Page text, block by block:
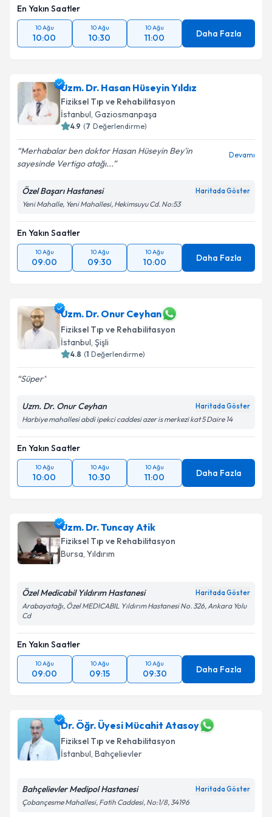
En Yakın Saatler
10 Ağu
10:00
10 Ağu
10:30
10 Ağu
11:00 Daha Fazla
Uzm. Dr. Hasan Hüseyin Yıldız
Fiziksel Tıp ve Rehabilitasyon
İstanbul, Gaziosmanpaşa
4.9 (7 Değerlendirme)
Merhabalar ben doktor Hasan Hüseyin Bey'in
sayesinde Vertigo atağı...
Devamı
Özel Başarı Hastanesi Haritada Göster
Yeni Mahalle, Yeni Mahallesi, Hekimsuyu Cd. No:53
En Yakın Saatler
10 Ağu
09:00
10 Ağu
09:30
10 Ağu
10:00 Daha Fazla
Uzm. Dr. Onur Ceyhan
Fiziksel Tıp ve Rehabilitasyon
İstanbul, Şişli
4.8 (1 Değerlendirme)
Süper
Uzm. Dr. Onur Ceyhan Haritada Göster
Harbiye mahallesi abdi ipekci caddesi azer is merkezi kat 5 Daire 14
En Yakın Saatler
10 Ağu
10:00
10 Ağu
10:30
10 Ağu
11:00 Daha Fazla
Uzm. Dr. Tuncay Atik
Fiziksel Tıp ve Rehabilitasyon
Bursa, Yıldırım
Özel Medicabil Yıldırım Hastanesi Haritada Göster
Arabayatağı, Özel MEDICABIL Yıldırım Hastanesi No. 326, Ankara Yolu
Cd
En Yakın Saatler
10 Ağu
09:00
10 Ağu
09:15
10 Ağu
09:30 Daha Fazla
Dr. Öğr. Üyesi Mücahit Atasoy
Fiziksel Tıp ve Rehabilitasyon
İstanbul, Bahçelievler
Bahçelievler Medipol Hastanesi Haritada Göster
Çobançesme Mahallesi, Fatih Caddesi, No:1/8, 34196